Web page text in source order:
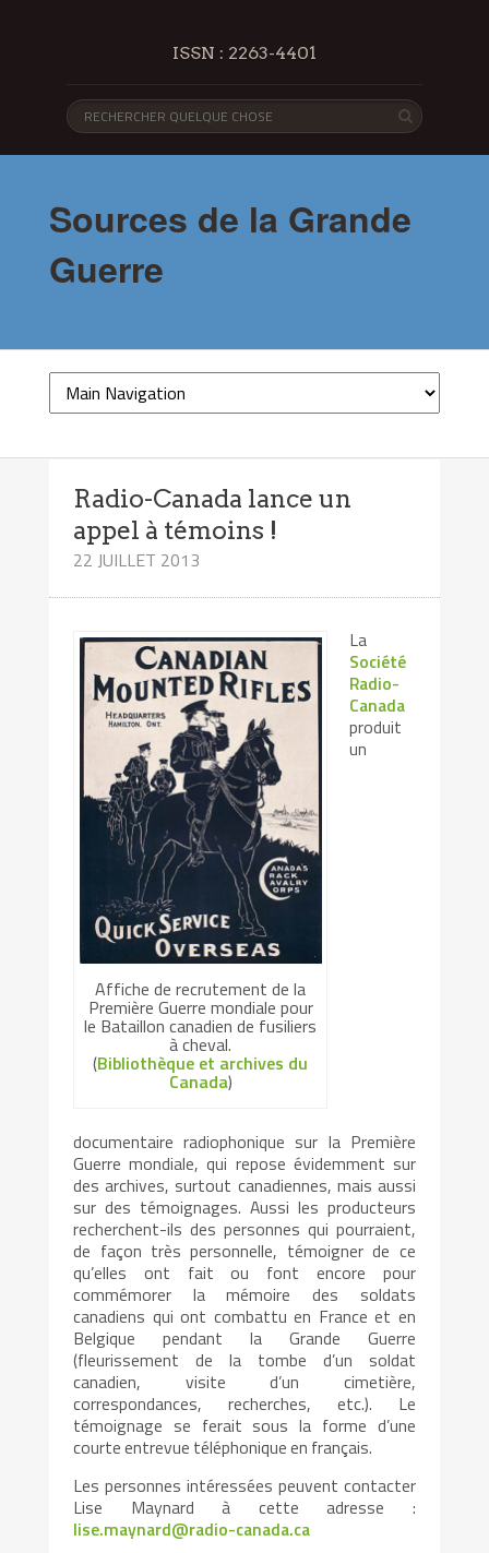
ISSN : 2263-4401
Sources de la Grande
Guerre
Radio-Canada lance un
appel à témoins !
22 JUILLET 2013
Affiche de recrutement de la
Première Guerre mondiale pour
le Bataillon canadien de fusiliers
à cheval.
(Bibliothèque et archives du
Canada)
La
Société
Radio-
Canada
produit
un
documentaire radiophonique sur la Première
Guerre mondiale, qui repose évidemment sur
des archives, surtout canadiennes, mais aussi
sur des témoignages. Aussi les producteurs
recherchent-ils des personnes qui pourraient,
de façon très personnelle, témoigner de ce
qu’elles ont fait ou font encore pour
commémorer la mémoire des soldats
canadiens qui ont combattu en France et en
Belgique pendant la Grande Guerre
(fleurissement de la tombe d’un soldat
canadien, visite d’un cimetière,
correspondances, recherches, etc.). Le
témoignage se ferait sous la forme d’une
courte entrevue téléphonique en français.
Les personnes intéressées peuvent contacter
Lise Maynard à cette adresse :
lise.maynard@radio-canada.ca